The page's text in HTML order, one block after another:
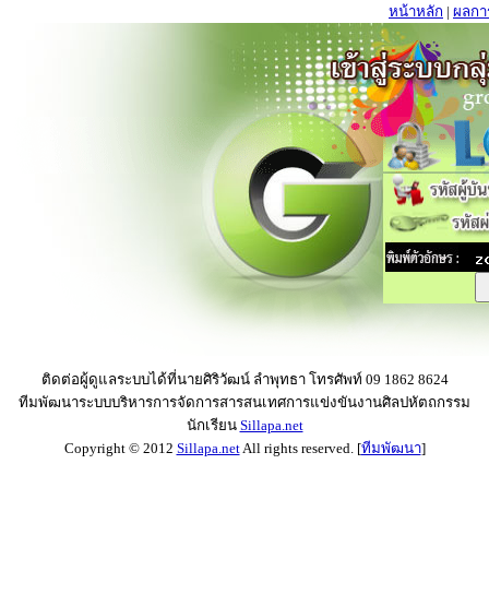
หน้าหลัก | ผลก
ติดต่อผู้ดูแลระบบได้ที่นายศิริวัฒน์ ลำพุทธา โทรศัพท์ 09 1862 8624
ทีมพัฒนาระบบบริหารการจัดการสารสนเทศการแข่งขันงานศิลปหัตถกรรม
นักเรียน Sillapa.net
Copyright © 2012 Sillapa.netAll rights reserved. [ทีมพัฒนา]